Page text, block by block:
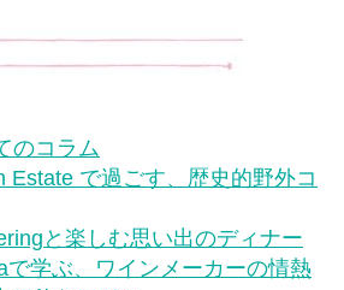
のコラム
Estate で過ごす、歴史的野外コ
と楽しむ思い出のディナー
学ぶ、ワインメーカーの情熱